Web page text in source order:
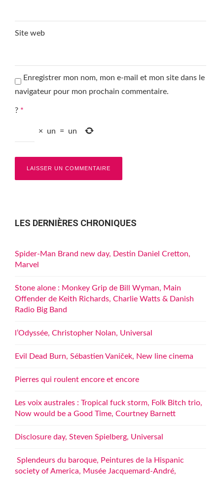
Site web
Enregistrer mon nom, mon e-mail et mon site dans le
navigateur pour mon prochain commentaire.
? *
× un = un
LES DERNIÈRES CHRONIQUES
Spider-Man Brand new day, Destin Daniel Cretton,
Marvel
Stone alone : Monkey Grip de Bill Wyman, Main
Offender de Keith Richards, Charlie Watts & Danish
Radio Big Band
l’Odyssée, Christopher Nolan, Universal
Evil Dead Burn, Sébastien Vaniček, New line cinema
Pierres qui roulent encore et encore
Les voix australes : Tropical fuck storm, Folk Bitch trio,
Now would be a Good Time, Courtney Barnett
Disclosure day, Steven Spielberg, Universal
Splendeurs du baroque, Peintures de la Hispanic
society of America, Musée Jacquemard-André,